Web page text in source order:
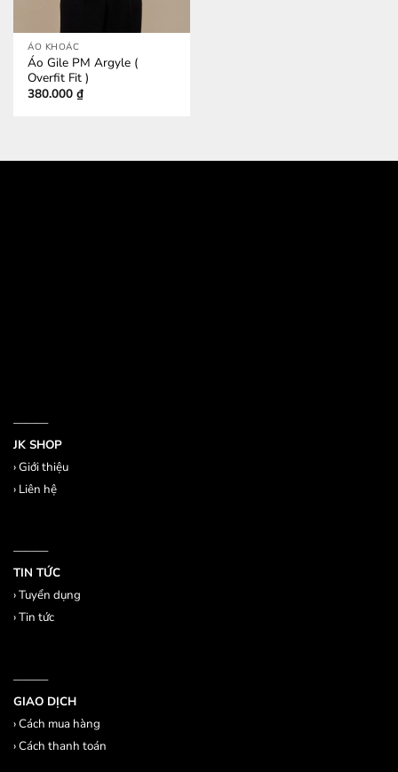
ÁO KHOÁC
Áo Gile PM Argyle (
Overfit Fit )
380.000₫
———
JK SHOP
›Giới thiệu
› Liên hệ
———
TIN TỨC
›Tuyển dụng
›Tin tức
———
GIAO DỊCH
›Cách mua hàng
›Cách thanh toán